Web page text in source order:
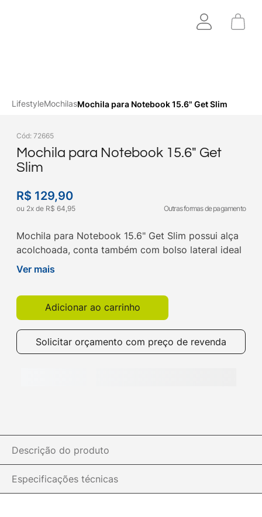
LifestyleMochilasMochila para Notebook 15.6" Get Slim
Cód: 72665
Mochila para Notebook 15.6" Get
Slim
R$ 129,90
ou 2x de R$ 64,95 Outras formas de pagamento
Mochila para Notebook 15.6" Get Slim possui alça
acolchoada, conta também com bolso lateral ideal
para carregar sua garrafa. Compre na Get!
Ver mais
Adicionar ao carrinho
Solicitar orçamento com preço de revenda
Descrição do produto
Especificações técnicas